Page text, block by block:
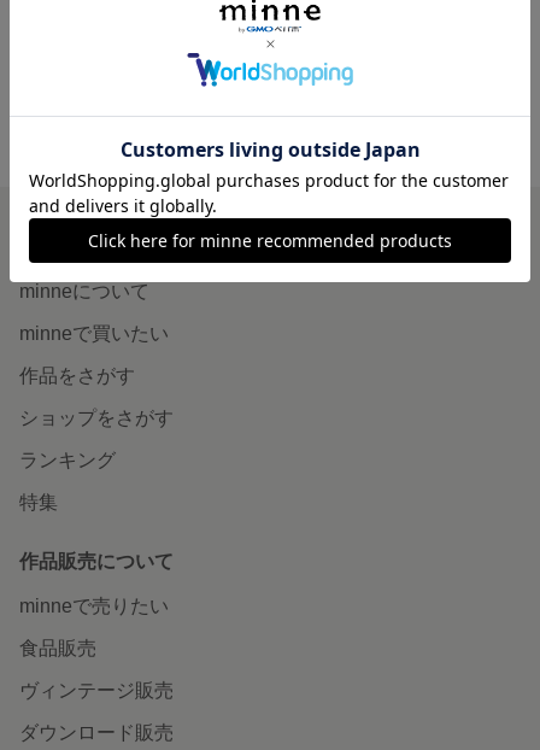
muu.croshet の作品一覧
minneを知る
minneについて
minneで買いたい
作品をさがす
ショップをさがす
ランキング
特集
作品販売について
minneで売りたい
食品販売
ヴィンテージ販売
ダウンロード販売